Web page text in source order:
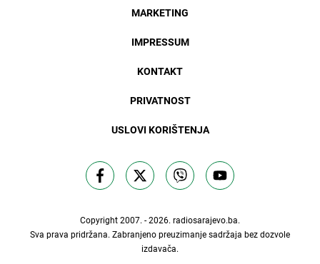
MARKETING
IMPRESSUM
KONTAKT
PRIVATNOST
USLOVI KORIŠTENJA
Copyright 2007. - 2026. radiosarajevo.ba.
Sva prava pridržana. Zabranjeno preuzimanje sadržaja bez dozvole
izdavača.